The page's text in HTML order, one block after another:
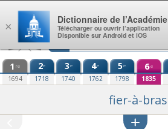
Aller au contenu
1 re
1694
2e
1718
3e
1740
4e
1762
5e
1798
6e
1835
fier-à-bras
×
Dictionnaire de l’Académie
Télécharger ou ouvrir l’application
Disponible sur Android et iOS